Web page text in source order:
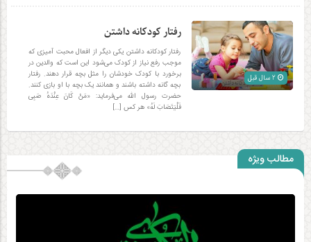
رفتار کودکانه داشتن
رفتار کودکانه داشتن یکی دیگر از افعال محبت آمیزی که
موجب رفع نیاز از کودک می‌شود این است که والدین در
برخورد با کودک خودشان را مثل بچه قرار دهند. رفتار
بچه گانه داشته باشند و همانند یک بچه با او بازی کنند.
حضرت رسول الله می‌فرماید: «مَنْ کَانَ عِنْدَهُ صَبِى
فَلْیَتَصَابَ لَهُ» هر کس […]
مطالب ویژه